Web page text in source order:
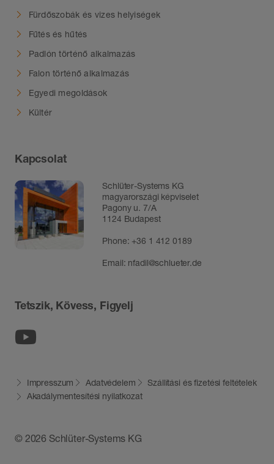
Fürdőszobák és vizes helyiségek
Fűtés és hűtés
Padlón történő alkalmazás
Falon történő alkalmazás
Egyedi megoldások
Kültér
Kapcsolat
Schlüter-Systems KG
magyarországi képviselet
Pagony u. 7/A
1124 Budapest
Phone:+36 1 412 0189
Email: nfadil@schlueter.de
Tetszik, Kövess, Figyelj
© 2026 Schlüter-Systems KG
Impresszum Adatvédelem
Szállítási és fizetési feltételek
Akadálymentesítési nyilatkozat